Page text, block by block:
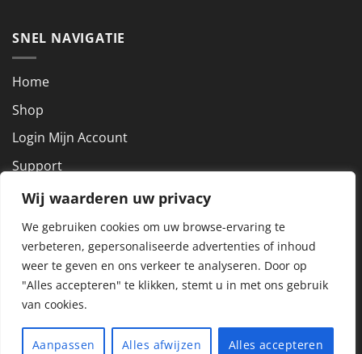
Wij waarderen uw privacy
We gebruiken cookies om uw browse-ervaring te
verbeteren, gepersonaliseerde advertenties of inhoud
weer te geven en ons verkeer te analyseren. Door op
"Alles accepteren" te klikken, stemt u in met ons gebruik
van cookies.
Aanpassen Alles afwijzen Alles accepteren
SNEL NAVIGATIE
Home
Shop
Login Mijn Account
Support
NEEM CONTACT OP
KVK nummer: 72927801
BTW nummer: NL859288857B01
Copyright 2026 ©
Alle rechten voorbehouden Dit Aanbod is